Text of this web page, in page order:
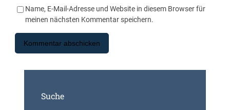
Name, E-Mail-Adresse und Website in diesem Browser für
meinen nächsten Kommentar speichern.
Suche